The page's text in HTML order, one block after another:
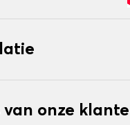
van onze